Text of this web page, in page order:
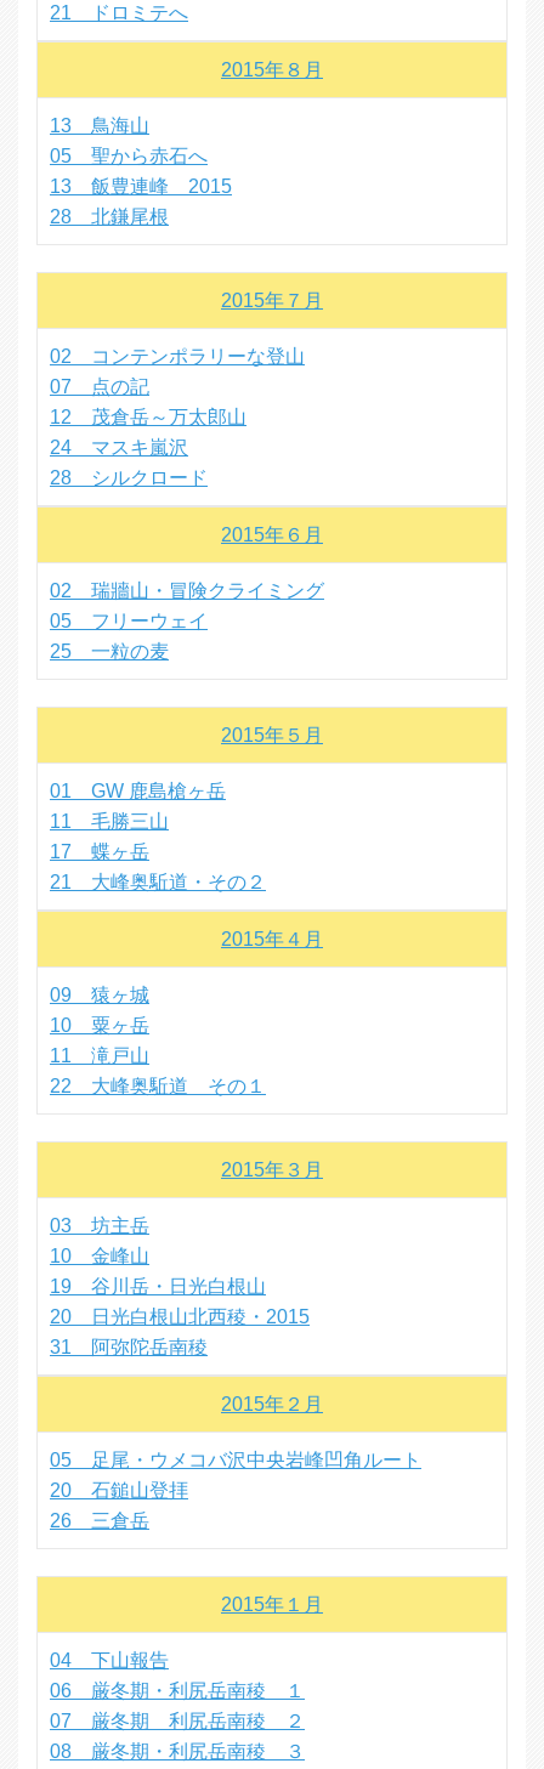
21 ドロミテへ
2015年８月
13 鳥海山
05 聖から赤石へ
13 飯豊連峰 2015
28 北鎌尾根
2015年７月
02 コンテンポラリーな登山
07 点の記
12 茂倉岳～万太郎山
24 マスキ嵐沢
28 シルクロード
2015年６月
02 瑞牆山・冒険クライミング
05 フリーウェイ
25 一粒の麦
2015年５月
01 GW 鹿島槍ヶ岳
11 毛勝三山
17 蝶ヶ岳
21 大峰奥駈道・その２
2015年４月
09 猿ヶ城
10 粟ヶ岳
11 滝戸山
22 大峰奥駈道 その１
2015年３月
03 坊主岳
10 金峰山
19 谷川岳・日光白根山
20 日光白根山北西稜・2015
31 阿弥陀岳南稜
2015年２月
05 足尾・ウメコバ沢中央岩峰凹角ルート
20 石鎚山登拝
26 三倉岳
2015年１月
04 下山報告
06 厳冬期・利尻岳南稜 １
07 厳冬期 利尻岳南稜 ２
08 厳冬期・利尻岳南稜 ３